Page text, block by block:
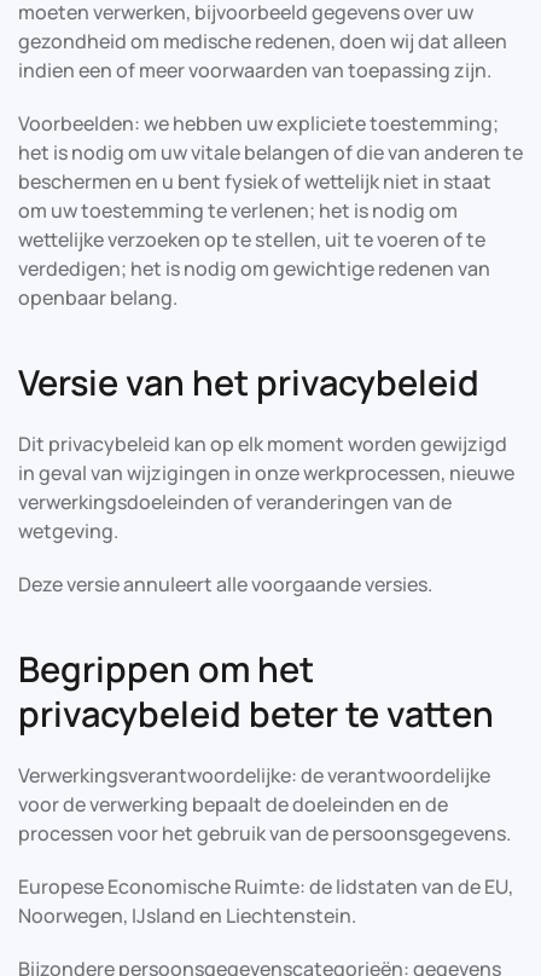
moeten verwerken, bijvoorbeeld gegevens over uw
gezondheid om medische redenen, doen wij dat alleen
indien een of meer voorwaarden van toepassing zijn.
Voorbeelden: we hebben uw expliciete toestemming;
het is nodig om uw vitale belangen of die van anderen te
beschermen en u bent fysiek of wettelijk niet in staat
om uw toestemming te verlenen; het is nodig om
wettelijke verzoeken op te stellen, uit te voeren of te
verdedigen; het is nodig om gewichtige redenen van
openbaar belang.
Versie van het privacybeleid
Dit privacybeleid kan op elk moment worden gewijzigd
in geval van wijzigingen in onze werkprocessen, nieuwe
verwerkingsdoeleinden of veranderingen van de
wetgeving.
Deze versie annuleert alle voorgaande versies.
Begrippen om het
privacybeleid beter te vatten
Verwerkingsverantwoordelijke: de verantwoordelijke
voor de verwerking bepaalt de doeleinden en de
processen voor het gebruik van de persoonsgegevens.
Europese Economische Ruimte: de lidstaten van de EU,
Noorwegen, IJsland en Liechtenstein.
Bijzondere persoonsgegevenscategorieën: gegevens